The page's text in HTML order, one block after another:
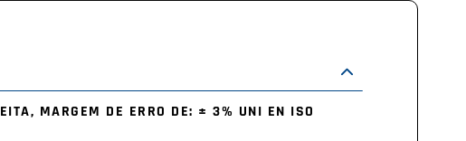
MARGEM DE ERRO DE: ± 3% UNI EN ISO